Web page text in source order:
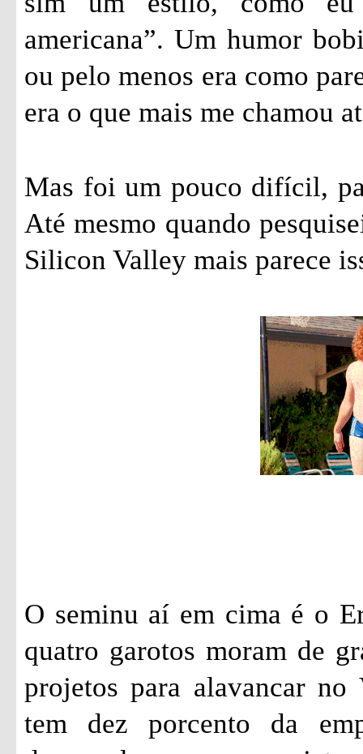
americana”. Um humor
ou pelo menos era como
era o que mais me chamou
Mas foi um pouco difícil,
Até mesmo quando
Silicon Valley mais parece
O seminu aí em cima é o
quatro garotos moram de
projetos para alavancar
tem dez porcento da